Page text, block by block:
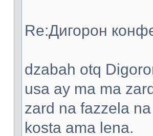
Re:Дигорон
dzabah otq
usa ay ma ma
zard na fazzela
kosta ama lena.